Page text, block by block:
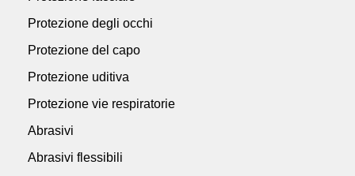
Protezione degli occhi
Protezione del capo
Protezione uditiva
Protezione vie respiratorie
Abrasivi
Abrasivi flessibili